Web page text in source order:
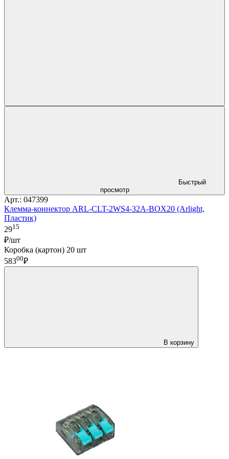
Быстрый
просмотр
Арт.: 047399
Клемма-коннектор ARL-CLT-2WS4-32A-BOX20 (Arlight,
Пластик)
2915
₽/шт
Коробка (картон) 20 шт
58300₽
В корзину